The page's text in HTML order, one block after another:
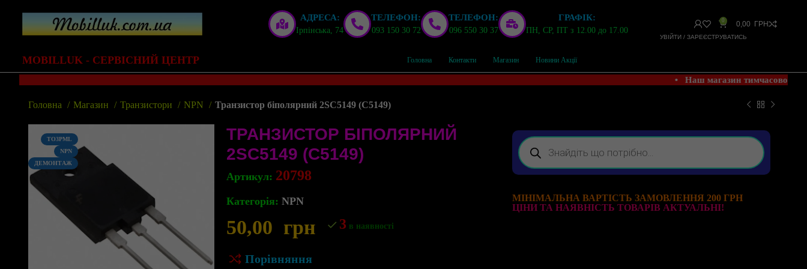
АДРЕСА:
Ірпінська, 74
ТЕЛЕФОН:
093 150 30 72
ТЕЛЕФОН:
096 550 30 37
ГРАФІК:
ПН, СР, ПТ з 12.00 до 17.00
УВІЙТИ / ЗАРЕЄСТРУВАТИСЬ
0 0,00 ГРН
MOBILLUK - СЕРВІСНИЙ ЦЕНТР Головна Контакти Магазин Новини Акції
• Наш магазин тимчасово
Головна Магазин Транзистори NPN Транзистор біполярний 2SC5149 (C5149)
TO3PML
NPN
ДЕМОНТАЖ
ТРАНЗИСТОР БІПОЛЯРНИЙ
2SC5149 (C5149)
Артикул: 20798
Категорія: NPN
50,00 грн 3 в наявності
Порівняння
МІНІМАЛЬНА ВАРТІСТЬ ЗАМОВЛЕННЯ 200 ГРН
ЦІНИ ТА НАЯВНІСТЬ ТОВАРІВ АКТУАЛЬНІ!